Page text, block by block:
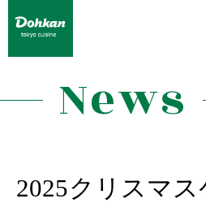
News
2025クリスマ